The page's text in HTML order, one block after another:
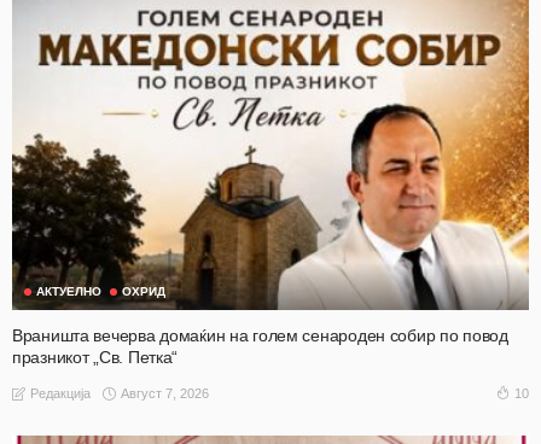
АКТУЕЛНО ОХРИД
Враништа вечерва домаќин на голем сенароден собир по повод
празникот „Св. Петка“
Редакција Август 7, 2026 10